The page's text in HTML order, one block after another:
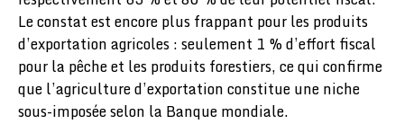
Le constat est encore plus frappant pour les produits
d’exportation agricoles : seulement 1 % d’effort fiscal
pour la pêche et les produits forestiers, ce qui confirme
que l’agriculture d’exportation constitue une niche
sous-imposée selon la Banque mondiale.